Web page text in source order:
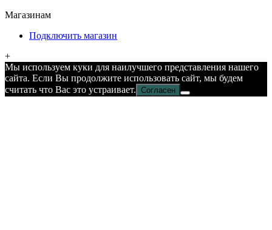
Магазинам
Подключить магазин
+
Мы используем куки для наилучшего представления нашего
сайта. Если Вы продолжите использовать сайт, мы будем
считать что Вас это устраивает. Согласен